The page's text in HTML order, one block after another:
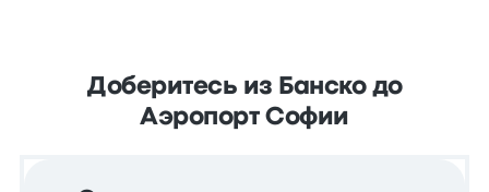
Доберитесь из Банско до
Аэропорт Софии